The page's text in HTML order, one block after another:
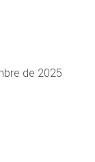
de 2025